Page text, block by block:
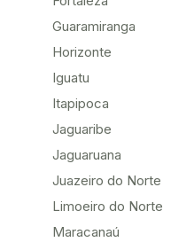
Guaramiranga
Horizonte
Iguatu
Itapipoca
Jaguaribe
Jaguaruana
Juazeiro do Norte
Limoeiro do Norte
Maracanaú